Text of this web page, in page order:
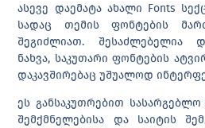
ასევე დაემატა ახალი Fonts
სადაც თემის ფონტების
შეგიძლიათ. შესაძლებელია
ნახვა, საკუთარი ფონტების
დაკავშირებაც უშუალოდ
ეს განსაკუთრებით სასარგებლო
შემქმნელებისა და საიტის